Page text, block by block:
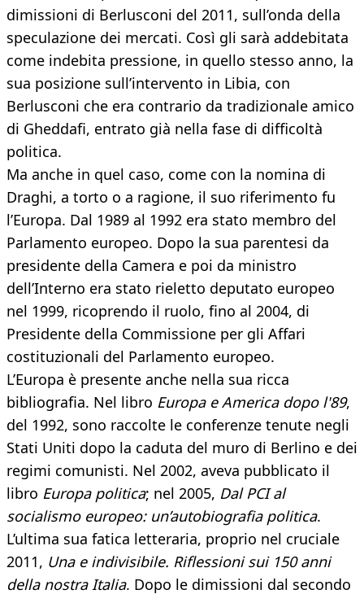
dimissioni di Berlusconi del 2011, sull’onda della
speculazione dei mercati. Così gli sarà addebitata
come indebita pressione, in quello stesso anno, la
sua posizione sull’intervento in Libia, con
Berlusconi che era contrario da tradizionale amico
di Gheddafi, entrato già nella fase di difficoltà
politica.
Ma anche in quel caso, come con la nomina di
Draghi, a torto o a ragione, il suo riferimento fu
l’Europa. Dal 1989 al 1992 era stato membro del
Parlamento europeo. Dopo la sua parentesi da
presidente della Camera e poi da ministro
dell’Interno era stato rieletto deputato europeo
nel 1999, ricoprendo il ruolo, fino al 2004, di
Presidente della Commissione per gli Affari
costituzionali del Parlamento europeo.
L’Europa è presente anche nella sua ricca
bibliografia. Nel libro Europa e America dopo l'89,
del 1992, sono raccolte le conferenze tenute negli
Stati Uniti dopo la caduta del muro di Berlino e dei
regimi comunisti. Nel 2002, aveva pubblicato il
libro Europa politica; nel 2005, Dal PCI al
socialismo europeo: un’autobiografia politica.
L’ultima sua fatica letteraria, proprio nel cruciale
2011, Una e indivisibile. Riflessioni sui 150 anni
della nostra Italia. Dopo le dimissioni dal secondo